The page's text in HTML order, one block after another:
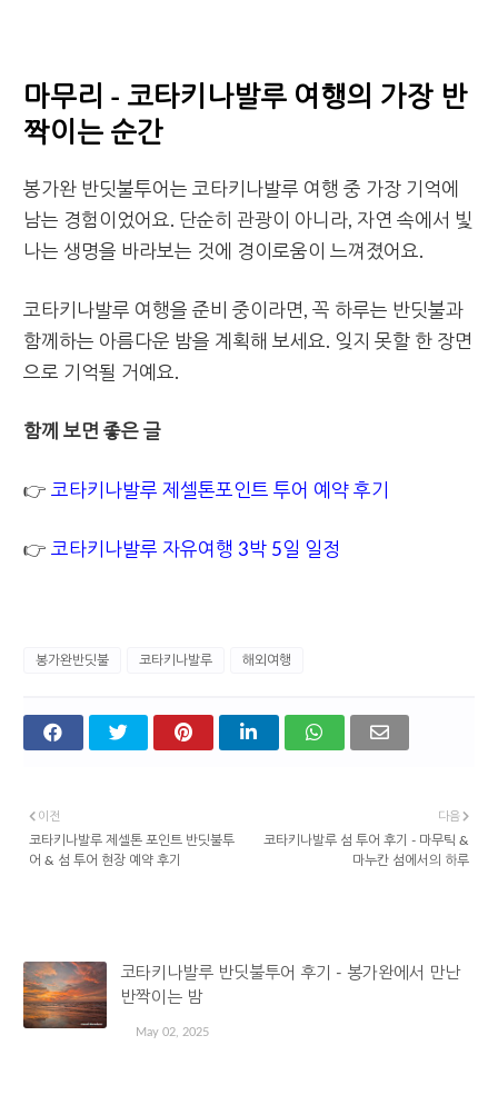
마무리 - 코타키나발루 여행의 가장 반
짝이는 순간
봉가완 반딧불투어는 코타키나발루 여행 중 가장 기억에
남는 경험이었어요. 단순히 관광이 아니라, 자연 속에서 빛
나는 생명을 바라보는 것에 경이로움이 느껴졌어요.
코타키나발루 여행을 준비 중이라면, 꼭 하루는 반딧불과
함께하는 아름다운 밤을 계획해 보세요. 잊지 못할 한 장면
으로 기억될 거예요.
함께 보면 좋은 글
👉 코타키나발루 제셀톤포인트 투어 예약 후기
👉 코타키나발루 자유여행 3박 5일 일정
봉가완반딧불 코타키나발루 해외여행
다음
코타키나발루 섬 투어 후기 - 마무틱 &
마누칸 섬에서의 하루
이전
코타키나발루 제셀톤 포인트 반딧불투
어 & 섬 투어 현장 예약 후기
코타키나발루 반딧불투어 후기 - 봉가완에서 만난
반짝이는 밤
May 02, 2025